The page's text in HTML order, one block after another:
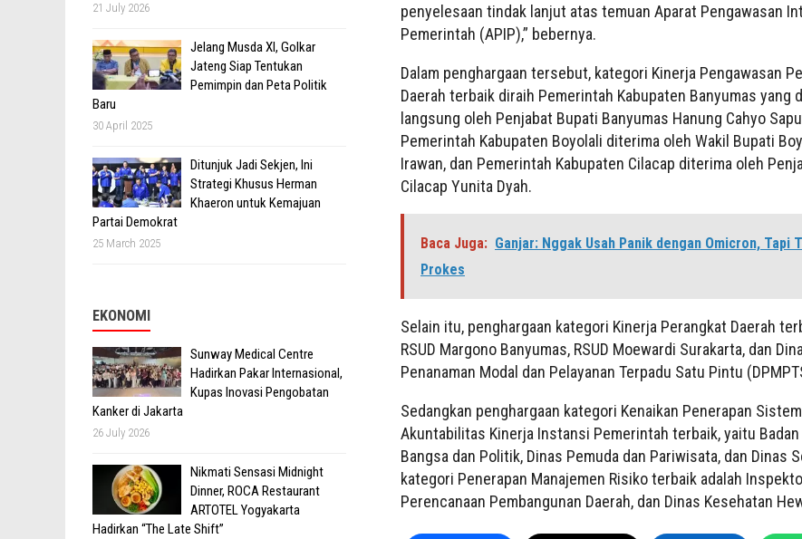
penyelesaan tindak lanjut atas temuan Aparat Pengawasan
Pemerintah (APIP),” bebernya.
Dalam penghargaan tersebut, kategori Kinerja Pengawasan
Daerah terbaik diraih Pemerintah Kabupaten Banyumas yang
langsung oleh Penjabat Bupati Banyumas Hanung Cahyo
Pemerintah Kabupaten Boyolali diterima oleh Wakil Bupati
Irawan, dan Pemerintah Kabupaten Cilacap diterima oleh
Cilacap Yunita Dyah.
Baca Juga: Ganjar: Nggak Usah Panik dengan Omicron, Tapi
Prokes
Selain itu, penghargaan kategori Kinerja Perangkat Daerah
RSUD Margono Banyumas, RSUD Moewardi Surakarta, dan
Penanaman Modal dan Pelayanan Terpadu Satu Pintu
Sedangkan penghargaan kategori Kenaikan Penerapan Sistem
Akuntabilitas Kinerja Instansi Pemerintah terbaik, yaitu Badan
Bangsa dan Politik, Dinas Pemuda dan Pariwisata, dan Dinas
kategori Penerapan Manajemen Risiko terbaik adalah
Perencanaan Pembangunan Daerah, dan Dinas Kesehatan
21 July 2026
Jelang Musda XI, Golkar
Jateng Siap Tentukan
Pemimpin dan Peta Politik
Baru
30 April 2025
Ditunjuk Jadi Sekjen, Ini
Strategi Khusus Herman
Khaeron untuk Kemajuan
Partai Demokrat
25 March 2025
EKONOMI
Sunway Medical Centre
Hadirkan Pakar Internasional,
Kupas Inovasi Pengobatan
Kanker di Jakarta
26 July 2026
Nikmati Sensasi Midnight
Dinner, ROCA Restaurant
ARTOTEL Yogyakarta
Hadirkan “The Late Shift”